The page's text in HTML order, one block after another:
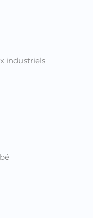
industriels